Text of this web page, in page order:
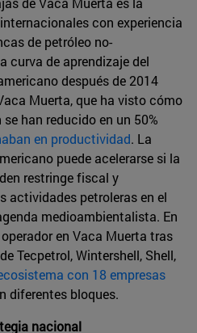
con experiencia
de petróleo no-
curva de aprendizaje del
después de 2014
Muerta, que ha visto cómo
han reducido en un 50%
en productividad. La
puede acelerarse si la
restringe fiscal y
actividades petroleras en el
medioambientalista. En
en Vaca Muerta tras
Tecpetrol, Wintershell, Shell,
con 18 empresas
diferentes bloques.
nacional